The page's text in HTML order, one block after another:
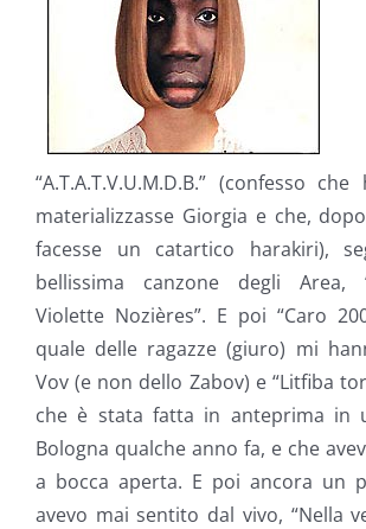
“A.T.A.T.V.U.M.D.B.” (confesso
materializzasse Giorgia e che,
facesse un catartico harakiri),
bellissima canzone degli Area,
Violette Nozières”. E poi “Caro
quale delle ragazze (giuro) mi
Vov (e non dello Zabov) e “Litfiba
che è stata fatta in anteprima in
Bologna qualche anno fa, e che
a bocca aperta. E poi ancora un
avevo mai sentito dal vivo, “Nella